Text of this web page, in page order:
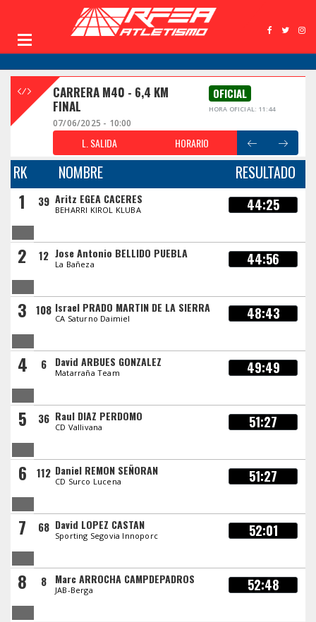
CARRERA M40 - 6,4 KM
FINAL
OFICIAL
HORA OFICIAL: 11:44
07/06/2025 - 10:00
L. SALIDA HORARIO
RK NOMBRE RESULTADO
1 39 Aritz EGEA CACERES
BEHARRI KIROL KLUBA 44:25
2 12 Jose Antonio BELLIDO PUEBLA
La Bañeza 44:56
3 108 Israel PRADO MARTIN DE LA SIERRA
CA Saturno Daimiel 48:43
4 6 David ARBUES GONZALEZ
Matarraña Team 49:49
5 36 Raul DIAZ PERDOMO
CD Vallivana 51:27
6 112 Daniel REMON SEÑORAN
CD Surco Lucena 51:27
7 68 David LOPEZ CASTAN
Sporting Segovia Innoporc 52:01
8 8 Marc ARROCHA CAMPDEPADROS
JAB-Berga 52:48